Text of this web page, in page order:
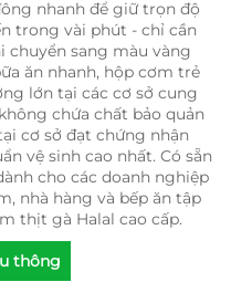
nhanh để giữ trọn độ
trong vài phút - chỉ cần
chuyển sang màu vàng
ăn nhanh, hộp cơm trẻ
lớn tại các cơ sở cung
chứa chất bảo quản
cơ sở đạt chứng nhận
vệ sinh cao nhất. Có sẵn
cho các doanh nghiệp
nhà hàng và bếp ăn tập
thịt gà Halal cao cấp.
thông